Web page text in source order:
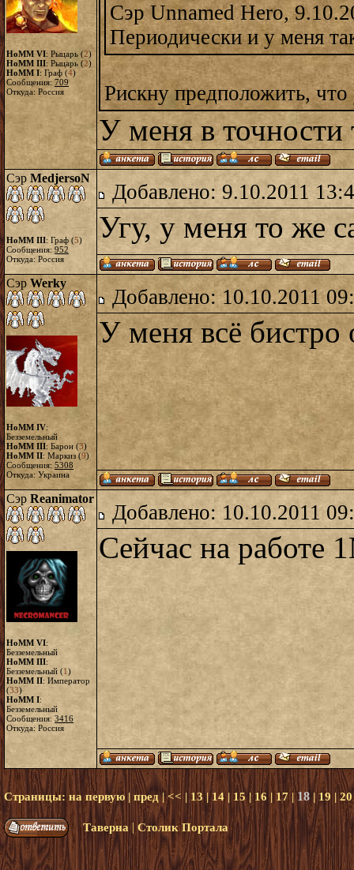
HoMM VI: Рыцарь (2)
HoMM III: Рыцарь (2)
HoMM I: Граф (4)
Сообщения: 709
Откуда: Россия
Сэр Unnamed Hero,
Периодически и у меня
Рискну предположить,
У меня в точности
Сэр MedjersoN
HoMM III: Граф (5)
Сообщения: 952
Откуда: Россия
Добавлено: 9.10.2011
Угу, у меня то же
Сэр Werky
HoMM IV:
Безземельный
HoMM III: Барон (3)
HoMM II: Маркиз (9)
Сообщения: 5308
Откуда: Украина
Добавлено: 10.10.2011
У меня всё бистро
Сэр Reanimator
HoMM VI:
Безземельный
HoMM III:
Безземельный (1)
HoMM II: Император
(33)
HoMM I:
Безземельный
Сообщения: 3416
Откуда: Россия
Добавлено: 10.10.2011
Сейчас на работе
Страницы:на первую | пред|<<|13|14| 15|16 | 17 |18 |19 |20
Таверна| Столик Портала